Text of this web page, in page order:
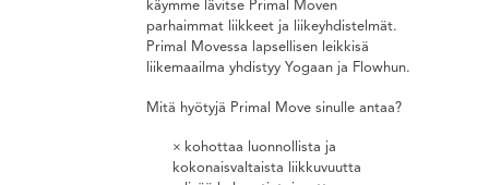
käymme lävitse Primal Moven
parhaimmat liikkeet ja liikeyhdistelmät.
Primal Movessa lapsellisen leikkisä
liikemaailma yhdistyy Yogaan ja Flowhun.
Mitä hyötyjä Primal Move sinulle antaa?
kohottaa luonnollista ja
kokonaisvaltaista liikkuvuutta